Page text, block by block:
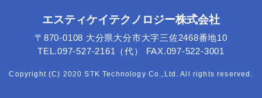
エスティケイテクノロジー株式会社
〒870-0108 大分県大分市大字三佐2468番地10
TEL.097-527-2161（代） FAX.097-522-3001
Copyright (C) 2020 STK Technology Co.,Ltd. All rights reserved.